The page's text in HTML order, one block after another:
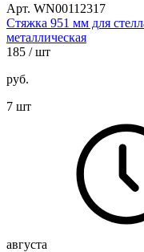
Арт. WN00112317
Стяжка 951 мм для
металлическая
185 / шт
руб.
7 шт
августа